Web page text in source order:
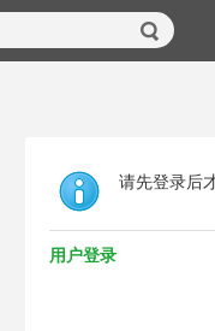
请先登录后
用户登录